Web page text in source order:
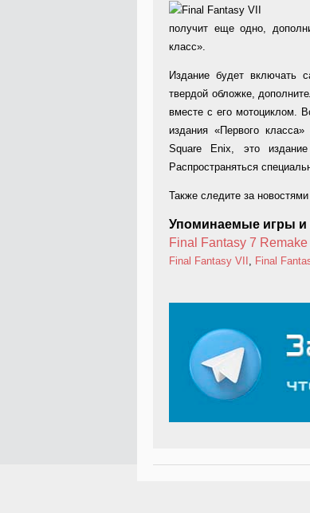
получит еще одно,
класс».
Издание будет включать
твердой обложке,
вместе с его мотоциклом.
издания «Первого
Square Enix, это
Распространяться
Также следите за
Упоминаемые игры и
Final Fantasy 7 Remake
Final Fantasy VII , Final